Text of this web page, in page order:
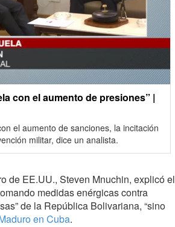
con el aumento de presiones” |
el aumento de sanciones, la incitación
militar, dice un analista.
de EE.UU., Steven Mnuchin, explicó el
medidas enérgicas contra
de la República Bolivariana, “sino
en Cuba.